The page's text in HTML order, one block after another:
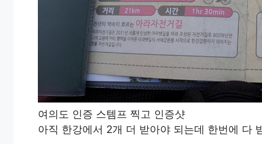
여의도 인증 스템프 찍고 인증샷
아직 한강에서 2개 더 받아야 되는데 한번에 다